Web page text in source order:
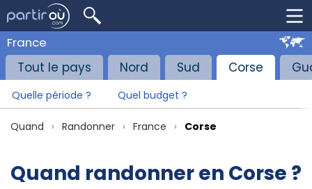
France
Tout le pays
Nord Sud Corse
Quelle période ? Quel budget ?
Quand Randonner France Corse
Quand randonner en Corse ?